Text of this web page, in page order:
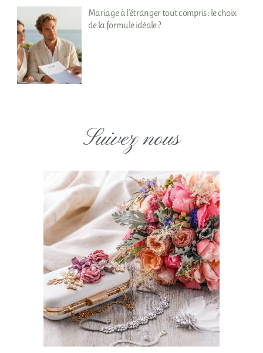
Mariage à l’étranger tout compris : le choix
de la formule idéale ?
Suivez nous